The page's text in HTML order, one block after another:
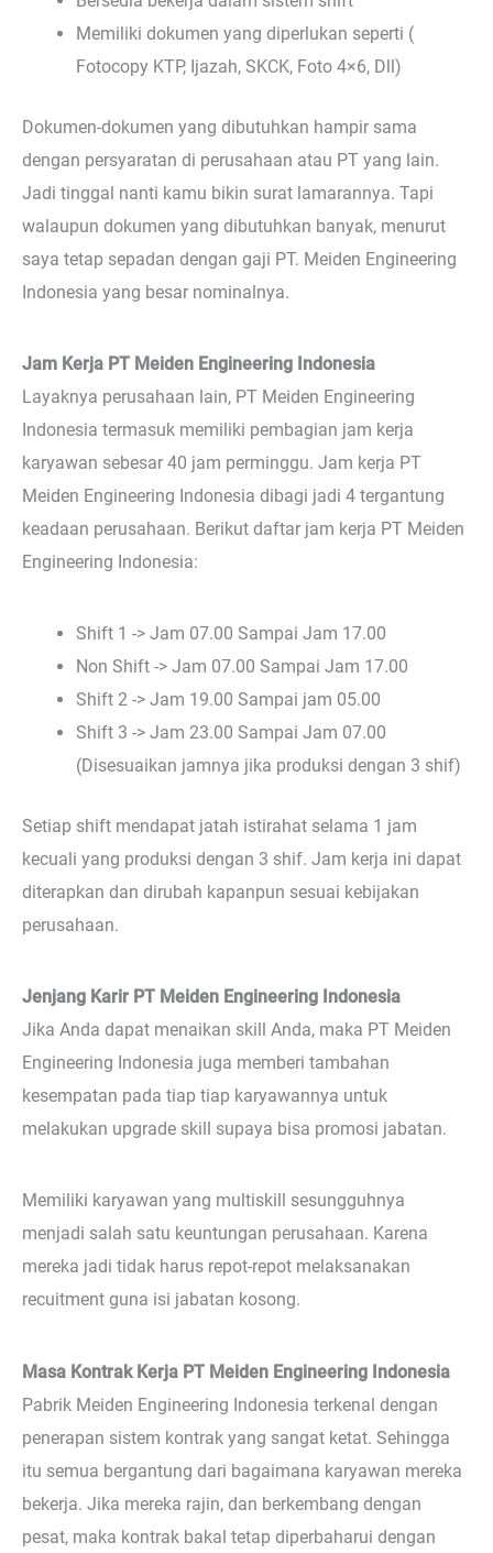
Memiliki dokumen yang diperlukan seperti (
Fotocopy KTP, Ijazah, SKCK, Foto 4×6, Dll)
Dokumen-dokumen yang dibutuhkan hampir sama
dengan persyaratan di perusahaan atau PT yang lain.
Jadi tinggal nanti kamu bikin surat lamarannya. Tapi
walaupun dokumen yang dibutuhkan banyak, menurut
saya tetap sepadan dengan gaji PT. Meiden Engineering
Indonesia yang besar nominalnya.
Jam Kerja PT Meiden Engineering Indonesia
Layaknya perusahaan lain, PT Meiden Engineering
Indonesia termasuk memiliki pembagian jam kerja
karyawan sebesar 40 jam perminggu. Jam kerja PT
Meiden Engineering Indonesia dibagi jadi 4 tergantung
keadaan perusahaan. Berikut daftar jam kerja PT Meiden
Engineering Indonesia:
Shift 1 -> Jam 07.00 Sampai Jam 17.00
Non Shift -> Jam 07.00 Sampai Jam 17.00
Shift 2 -> Jam 19.00 Sampai jam 05.00
Shift 3 -> Jam 23.00 Sampai Jam 07.00
(Disesuaikan jamnya jika produksi dengan 3 shif)
Setiap shift mendapat jatah istirahat selama 1 jam
kecuali yang produksi dengan 3 shif. Jam kerja ini dapat
diterapkan dan dirubah kapanpun sesuai kebijakan
perusahaan.
Jenjang Karir PT Meiden Engineering Indonesia
Jika Anda dapat menaikan skill Anda, maka PT Meiden
Engineering Indonesia juga memberi tambahan
kesempatan pada tiap tiap karyawannya untuk
melakukan upgrade skill supaya bisa promosi jabatan.
Memiliki karyawan yang multiskill sesungguhnya
menjadi salah satu keuntungan perusahaan. Karena
mereka jadi tidak harus repot-repot melaksanakan
recuitment guna isi jabatan kosong.
Masa Kontrak Kerja PT Meiden Engineering Indonesia
Pabrik Meiden Engineering Indonesia terkenal dengan
penerapan sistem kontrak yang sangat ketat. Sehingga
itu semua bergantung dari bagaimana karyawan mereka
bekerja. Jika mereka rajin, dan berkembang dengan
pesat, maka kontrak bakal tetap diperbaharui dengan